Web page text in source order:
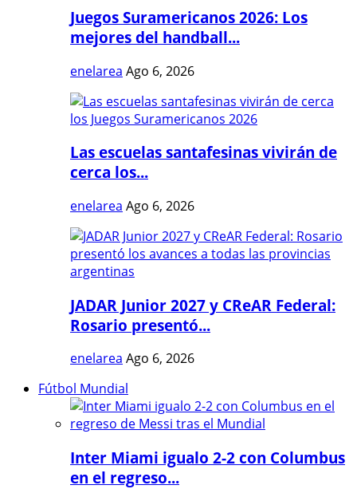
Juegos Suramericanos 2026: Los
mejores del handball...
enelarea Ago 6, 2026
Las escuelas santafesinas vivirán de
cerca los...
enelarea Ago 6, 2026
JADAR Junior 2027 y CReAR Federal:
Rosario presentó...
enelarea Ago 6, 2026
Fútbol Mundial
Inter Miami igualo 2-2 con Columbus
en el regreso...